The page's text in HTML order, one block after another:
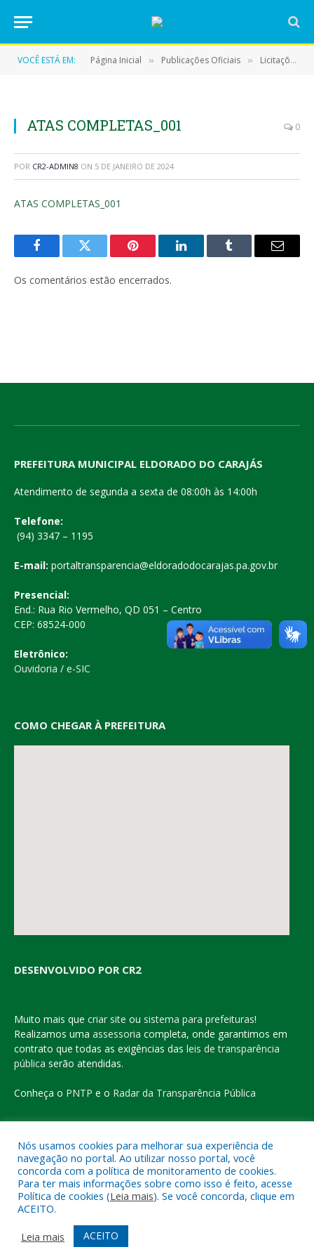
VOCÊ ESTÁ EM: Página Inicial » Publicações Oficiais » Licitações
ATAS COMPLETAS_001 0
POR CR2-ADMIN8 ON 5 DE JANEIRO DE 2024
ATAS COMPLETAS_001
FacebookTwitter Pinterest LinkedInTumblr
E-
Os comentários estão encerrados.
PREFEITURA MUNICIPAL ELDORADO DO CARAJÁS
Atendimento de segunda a sexta de 08:00h às 14:00h
Telefone:
(94) 3347 – 1195
E-mail: portaltransparencia@eldoradodocarajas.pa.gov.br
Presencial:
End.: Rua Rio Vermelho, QD 051 – Centro
CEP: 68524-000
Eletrônico:
Ouvidoria / e-SIC
COMO CHEGAR À PREFEITURA
DESENVOLVIDO POR CR2
Muito mais que criar site ou sistema para prefeituras!
Realizamos uma assessoria completa, onde garantimos em
contrato que todas as exigências das leis de transparência
pública serão atendidas.
Conheça o PNTP e o Radar da Transparência Pública
Todos os direitos reservados a Prefeitura Municipal de Eldorado
do Carajás
Mapa do Site
Acessar o Webmail
Nós usamos cookies para melhorar sua experiência de
navegação no portal. Ao utilizar nosso portal, você
concorda com a política de monitoramento de cookies.
Para ter mais informações sobre como isso é feito, acesse
Política de cookies (Leia mais). Se você concorda, clique em
ACEITO.
Leia mais
ACEITO